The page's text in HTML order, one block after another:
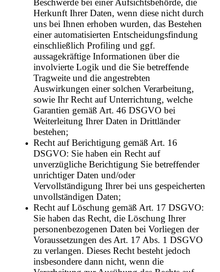
Beschwerde bei einer Aufsichtsbehörde, die
Herkunft Ihrer Daten, wenn diese nicht durch
uns bei Ihnen erhoben wurden, das Bestehen
einer automatisierten Entscheidungsfindung
einschließlich Profiling und ggf.
aussagekräftige Informationen über die
involvierte Logik und die Sie betreffende
Tragweite und die angestrebten
Auswirkungen einer solchen Verarbeitung,
sowie Ihr Recht auf Unterrichtung, welche
Garantien gemäß Art. 46 DSGVO bei
Weiterleitung Ihrer Daten in Drittländer
bestehen;
Recht auf Berichtigung gemäß Art. 16
DSGVO: Sie haben ein Recht auf
unverzügliche Berichtigung Sie betreffender
unrichtiger Daten und/oder
Vervollständigung Ihrer bei uns gespeicherten
unvollständigen Daten;
Recht auf Löschung gemäß Art. 17 DSGVO:
Sie haben das Recht, die Löschung Ihrer
personenbezogenen Daten bei Vorliegen der
Voraussetzungen des Art. 17 Abs. 1 DSGVO
zu verlangen. Dieses Recht besteht jedoch
insbesondere dann nicht, wenn die